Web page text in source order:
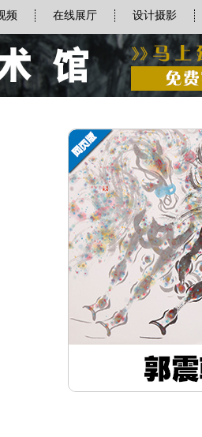
频 在线展厅 设计摄影